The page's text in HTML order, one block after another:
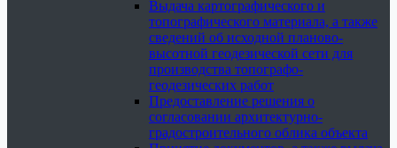
Выдача картографического и
топографического материала, а также
сведений об исходной планово-
высотной геодезической сети для
производства топографо-
геодезических работ
Предоставление решения о
согласовании архитектурно-
градостроительного облика объекта